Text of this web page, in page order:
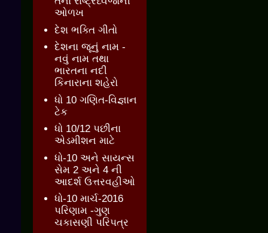
ઓળખ
દેશ ભક્તિ ગીતો
દેશના જૂનું નામ -
નવું નામ તથા
ભારતના નદી
કિનારાના શહેરો
ધો 10 ગણિત-વિજ્ઞાન
ટેક
ધો 10/12 પછીના
એડમીશન માટે
ધો-10 અને સાયન્સ
સેમ 2 અને 4 ની
આદર્શ ઉત્તરવહીઓ
ધો-10 માર્ચ-2016
પરિણામ -ગુણ
ચકાસણી પરિપત્ર